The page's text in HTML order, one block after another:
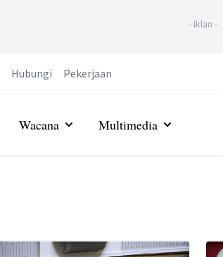
- Iklan -
Hubungi Pekerjaan
Wacana Multimedia